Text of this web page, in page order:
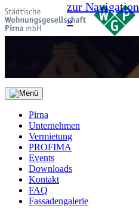
zur Navigation
»
Pirna
Unternehmen
Vermietung
PROFIMA
Events
Downloads
Kontakt
FAQ
Fassadengalerie